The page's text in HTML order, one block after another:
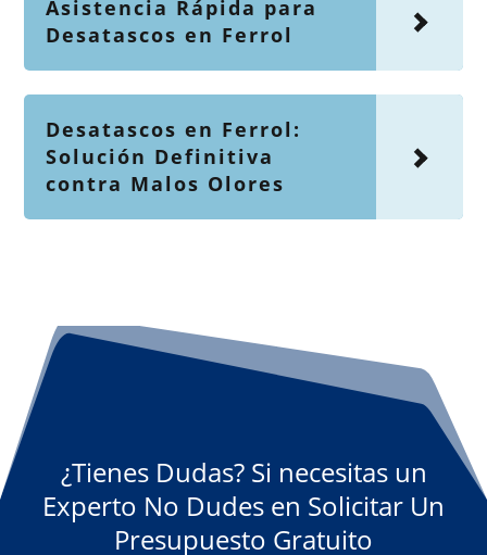
Asistencia Rápida para
Desatascos en Ferrol
Desatascos en Ferrol:
Solución Definitiva
contra Malos Olores
¿Tienes Dudas? Si necesitas un
Experto No Dudes en Solicitar Un
Presupuesto Gratuito